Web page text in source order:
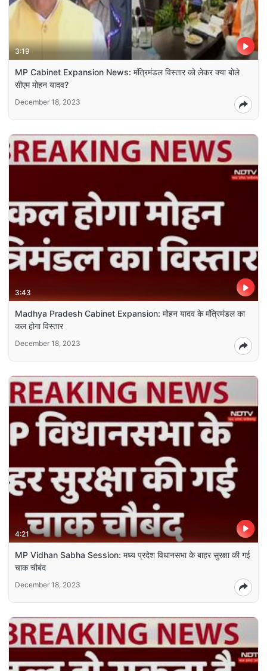
3:19
MP Cabinet Expansion News: मंत्रिमंडल विस्तार को लेकर क्या बोले
सीएम मोहन यादव?
December 18, 2023
3:43
Madhya Pradesh Cabinet Expansion: मोहन यादव के मंत्रिमंडल का
कल होगा विस्तार
December 18, 2023
4:21
MP Vidhan Sabha Session: मध्य प्रदेश विधानसभा के बाहर सुरक्षा की गई
चाक चौबंद
December 18, 2023